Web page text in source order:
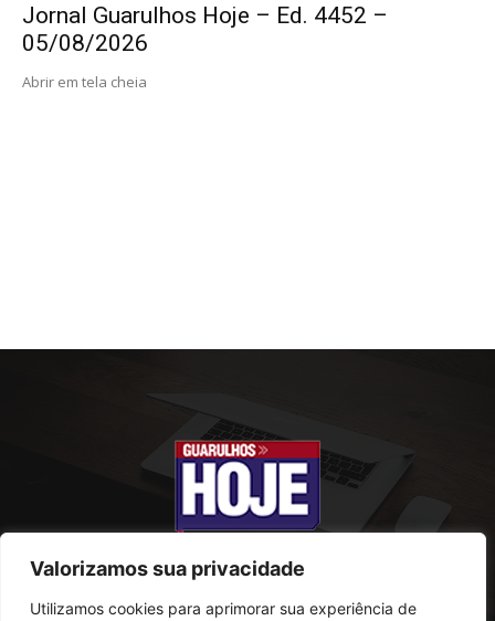
Valorizamos sua privacidade
Utilizamos cookies para aprimorar sua experiência de
Jornal Guarulhos Hoje – Ed. 4452 –
05/08/2026
Abrir em tela cheia
SOBRE NÓS